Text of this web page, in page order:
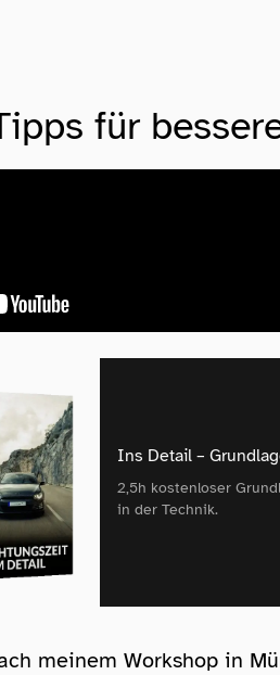
für
Ins Detail –
2,5h kostenloser
in der Technik.
meinem Workshop in